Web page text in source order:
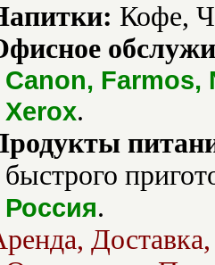
Кофе,
Canon, Farmos,
Xerox.
быстрого
Россия.